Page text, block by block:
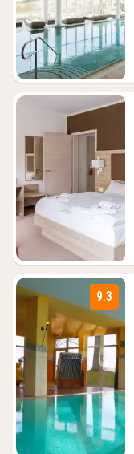
9.3